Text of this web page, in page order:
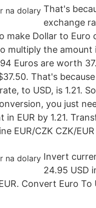
That's
exchange
make Dollar to Euro
multiply the amount
Euros are worth
That's
to USD, is 1.21.
you just
in EUR by 1.21.
EUR/CZK CZK/
Invert
24.95 USD
Convert Euro